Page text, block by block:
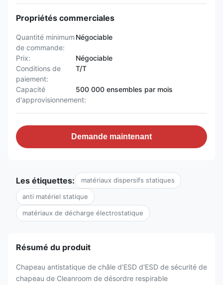
Propriétés commerciales
Quantité minimum
de commande:
Négociable
Prix:
Négociable
Conditions de
paiement:
T/T
Capacité
d'approvisionnement:
500 000 ensembles par mois
Demande maintenant
Les étiquettes: matériaux dispersifs statiques
anti matériel statique
matériaux de décharge électrostatique
Résumé du produit
Chapeau antistatique de châle d'ESD d'ESD de sécurité de
chapeau de Cleanroom de désordre respirable